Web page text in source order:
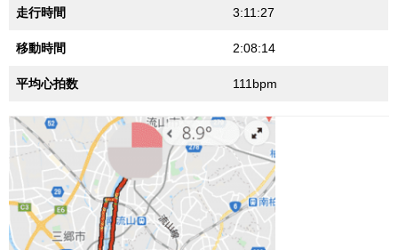
走行時間 3:11:27
移動時間 2:08:14
平均心拍数 111bpm